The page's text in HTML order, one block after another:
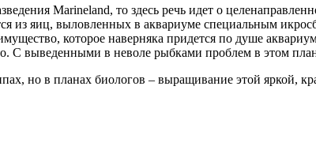
Marineland, то здесь речь идет о
из яиц, выловленных в аквариуме специальным
которое наверняка придется по душе
С выведенными в неволе рыбками проблем в этом
но в планах биологов – выращивание этой яркой,